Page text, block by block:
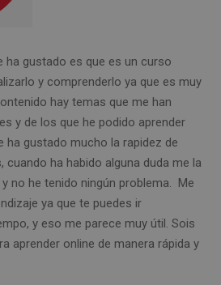
ha gustado es que es un curso
y comprenderlo ya que es muy
hay temas que me han
y de los que he podido aprender
ha gustado mucho la rapidez de
ha habido alguna duda me la
no he tenido ningún problema. Me
ya que te puedes ir
y eso me parece muy útil. Sois
aprender online de manera rápida y